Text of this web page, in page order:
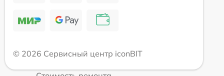
© 2026 Сервисный центр iconBIT